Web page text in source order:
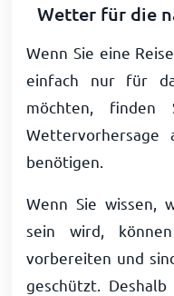
Wetter für die
Wenn Sie eine
einfach nur für
möchten,
benötigen.
Wenn Sie wissen,
sein wird,
vorbereiten und
geschützt.